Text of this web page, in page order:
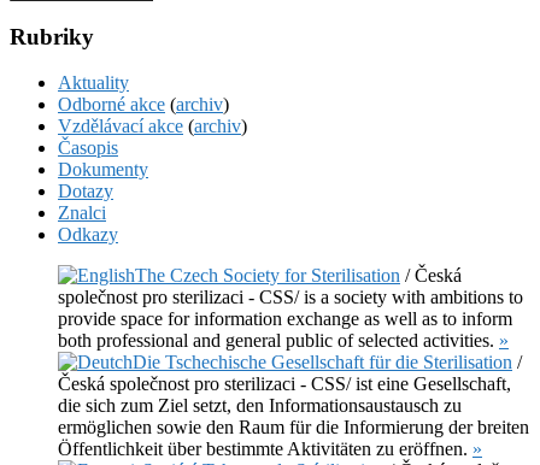
Rubriky
Aktuality
Odborné akce (archiv)
Vzdělávací akce (archiv)
Časopis
Dokumenty
Dotazy
Znalci
Odkazy
The Czech Society for Sterilisation / Česká
společnost pro sterilizaci - CSS/ is a society with ambitions to
provide space for information exchange as well as to inform
both professional and general public of selected activities. »
Die Tschechische Gesellschaft für die Sterilisation /
Česká společnost pro sterilizaci - CSS/ ist eine Gesellschaft,
die sich zum Ziel setzt, den Informationsaustausch zu
ermöglichen sowie den Raum für die Informierung der breiten
Öffentlichkeit über bestimmte Aktivitäten zu eröffnen. »